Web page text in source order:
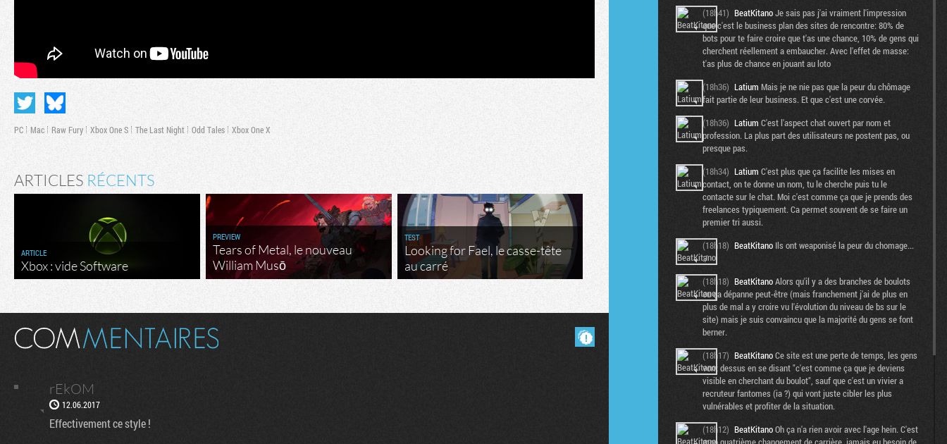
PC Mac Raw Fury Xbox One S The Last Night Odd Tales Xbox One X
ARTICLES RÉCENTS
ARTICLE
Xbox : vide Software
PREVIEW
Tears of Metal, le nouveau
William Musō
TEST
Looking for Fael, le casse-tête
au carré
rEkOM
12.06.2017
Effectivement ce style !
(18h41) BeatKitanoJe sais pas j'ai vraiment l'impression
que c'est le business plan des sites de rencontre: 80% de
bots pour te faire croire que t'as une chance, 10% de gens qui
cherchent réellement a embaucher. Avec l'effet de masse:
t'as plus de chance en jouant au loto
(18h36) Latium Mais je ne nie pas que la peur du chômage
fait partie de leur business. Et que c'est une corvée.
(18h36) Latium C'est l'aspect chat ouvert par nom et
profession. La plus part des utilisateurs ne postent pas, ou
presque pas.
(18h34) Latium C'est plus que ça facilite les mises en
contact, on te donne un nom, tu le cherche puis tu le
contacte sur le chat. Moi c'est comme ça que je prends des
freelances typiquement. Ca permet souvent de se faire un
premier tri aussi.
(18h18) BeatKitano Ils ont weaponisé la peur du chomage...
:/
(18h18) BeatKitanoAlors qu'il y a des branches de boulots
ou ça dépanne peut-être (mais franchement j'ai de plus en
plus de mal a y croire vu l'évolution du niveau de bs sur le
site) mais je suis convaincu que la majorité du gens se font
berner.
(18h17) BeatKitanoCe site est une perte de temps, les gens
vont dessus en se disant "c'est comme ça que je deviens
visible en cherchant du boulot", sauf que c'est un vivier a
recruteur fantomes (ia ?) qui vont juste cibler les plus
vulnérables et profiter de la situation.
(18h12) BeatKitanoOh ça n'a rien avoir avec l'age hein. C'est